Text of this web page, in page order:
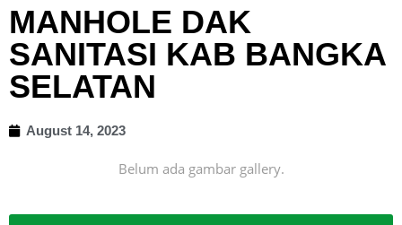
MANHOLE DAK
SANITASI KAB BANGKA
SELATAN
August 14, 2023
Belum ada gambar gallery.